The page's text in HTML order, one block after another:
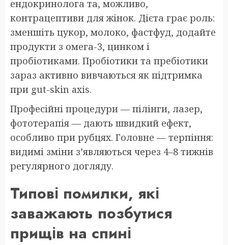
ендокринолога та, можливо,
контрацептиви для жінок. Дієта грає роль:
зменшіть цукор, молоко, фастфуд, додайте
продукти з омега-3, цинком і
пробіотиками. Пробіотики та пребіотики
зараз активно вивчаються як підтримка
при gut-skin axis.
Професійні процедури — пілінги, лазер,
фототерапія — дають швидкий ефект,
особливо при рубцях. Головне — терпіння:
видимі зміни з’являються через 4–8 тижнів
регулярного догляду.
Типові помилки, які
заважають позбутися
прищів на спині